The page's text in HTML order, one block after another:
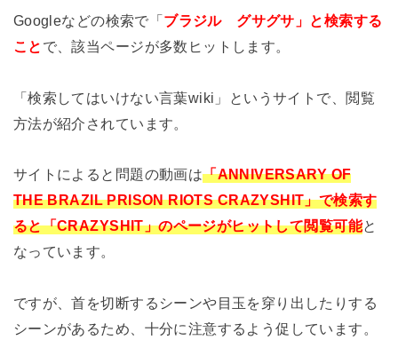
Googleなどの検索で「ブラジル グサグサ」と検索する
こと で、該当ページが多数ヒットします。
「検索してはいけない言葉wiki」というサイトで、閲覧
方法が紹介されています。
サイトによると問題の動画は「ANNIVERSARY OF
THE BRAZIL PRISON RIOTS CRAZYSHIT」で検索す
ると「CRAZYSHIT」のページがヒットして閲覧可能と
なっています。
ですが、首を切断するシーンや目玉を穿り出したりする
シーンがあるため、十分に注意するよう促しています。